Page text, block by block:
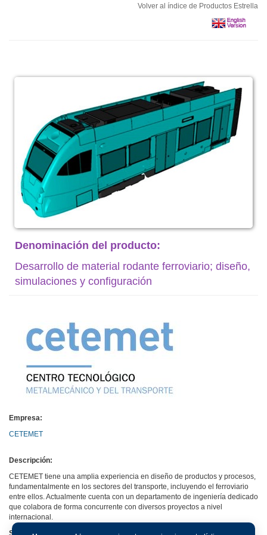
Volver al índice de Productos Estrella
Denominación del producto:
Desarrollo de material rodante ferroviario; diseño,
simulaciones y configuración
Empresa:
CETEMET
Descripción:
CETEMET tiene una amplia experiencia en diseño de productos y procesos,
fundamentalmente en los sectores del transporte, incluyendo el ferroviario
entre ellos. Actualmente cuenta con un departamento de ingeniería dedicado
que colabora de forma concurrente con diversos proyectos a nivel
internacional.
Sitio web: